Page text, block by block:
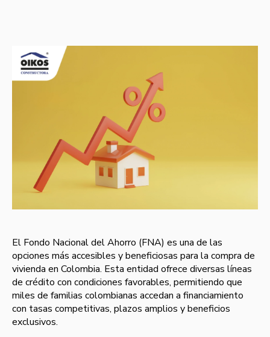
El Fondo Nacional del Ahorro (FNA) es una de las
opciones más accesibles y beneficiosas para la compra de
vivienda en Colombia. Esta entidad ofrece diversas líneas
de crédito con condiciones favorables, permitiendo que
miles de familias colombianas accedan a financiamiento
con tasas competitivas, plazos amplios y beneficios
exclusivos.